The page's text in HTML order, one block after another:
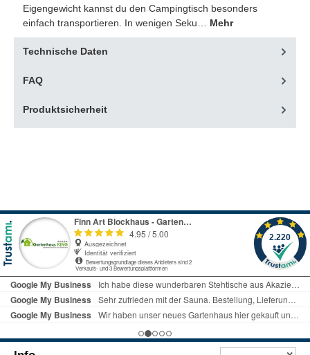
Eigengewicht kannst du den Campingtisch besonders
einfach transportieren. In wenigen Seku… Mehr
Technische Daten
FAQ
Produktsicherheit